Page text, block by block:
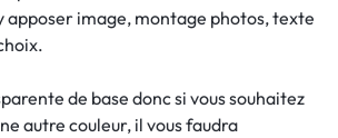
apposer image, montage photos, texte
de base donc si vous souhaitez
autre couleur, il vous faudra